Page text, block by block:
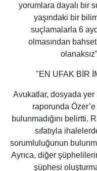
yorumlara dayalı bir
yaşındaki bir
suçlamalarla 6
olmasından
olanaksız”
"EN UFAK BİR
Avukatlar, dosyada
raporunda
bulunmadığını belirtti.
sıfatıyla
sorumluluğunun
Ayrıca, diğer
şüphesi